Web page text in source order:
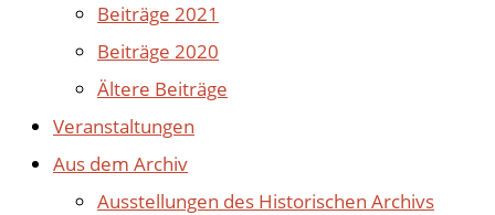
Beiträge 2021
Beiträge 2020
Ältere Beiträge
Veranstaltungen
Aus dem Archiv
Ausstellungen des Historischen Archivs